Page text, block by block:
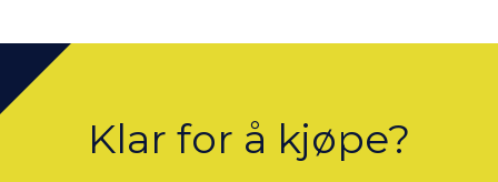
Klar for å kjøpe?